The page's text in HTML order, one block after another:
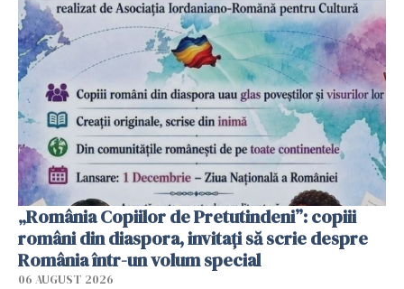
„România Copiilor de Pretutindeni”: copiii
români din diaspora, invitați să scrie despre
România într-un volum special
06 AUGUST 2026